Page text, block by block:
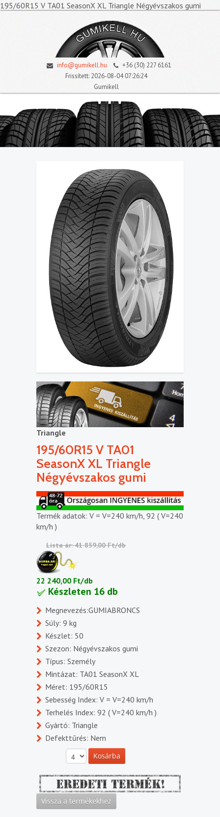
195/60R15 V TA01 SeasonX XL Triangle Négyévszakos gumi
info@gumikell.hu
+36 (30) 227 6161
Frissített: 2026-08-04 07:26:24
Gumikell
Triangle
195/60R15 V TA01
SeasonX XL Triangle
Négyévszakos gumi
Termék adatok: V = V=240 km/h, 92 ( V=240
km/h )
Lista ár: 41 859,00 Ft/db
22 240,00 Ft/db
Készleten 16 db
Megnevezés:GUMIABRONCS
Súly: 9 kg
Készlet: 50
Szezon: Négyévszakos gumi
Típus: Személy
Mintázat: TA01 SeasonX XL
Méret: 195/60R15
Sebesség Index: V = V=240 km/h
Terhelés Index: 92 ( V=240 km/h )
Gyártó: Triangle
Defekttűrés: Nem